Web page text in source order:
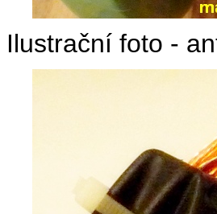
Ilustrační foto -